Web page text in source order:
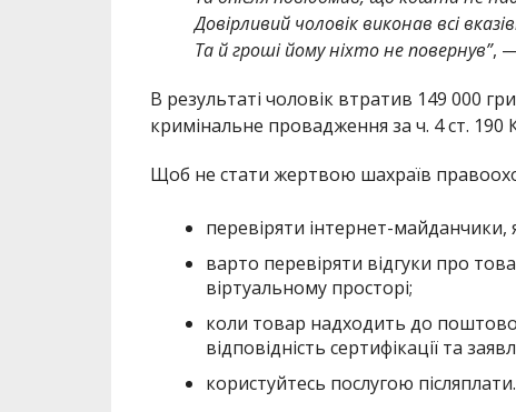
Довірливий чоловік виконав всі
Та й гроші йому ніхто не повернув”, —
В результаті чоловік втратив 149 000
кримінальне провадження за ч. 4 ст. 190
Щоб не стати жертвою шахраїв
перевіряти інтернет-
варто перевіряти відгуки про
віртуальному просторі;
коли товар надходить до
відповідність сертифікації та
користуйтесь послугою післяплати.